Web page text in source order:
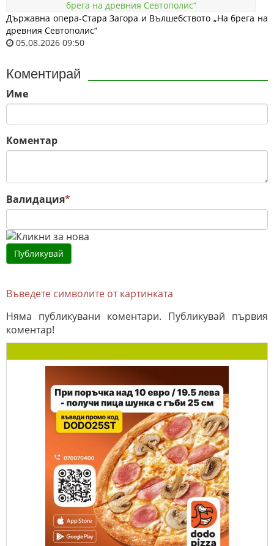
Държавна опера-Стара Загора и Вълшебството „На брега на
древния Севтополис“
05.08.2026 09:50
Коментирай
Име
Коментар
Валидация*
Въведете символите от картинката
Няма публикувани коментари. Публикувай първия
коментар!